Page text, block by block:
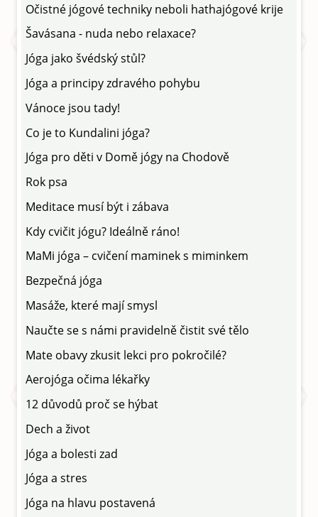
Očistné jógové techniky neboli hathajógové krije
Šavásana - nuda nebo relaxace?
Jóga jako švédský stůl?
Jóga a principy zdravého pohybu
Vánoce jsou tady!
Co je to Kundalini jóga?
Jóga pro děti v Domě jógy na Chodově
Rok psa
Meditace musí být i zábava
Kdy cvičit jógu? Ideálně ráno!
MaMi jóga – cvičení maminek s miminkem
Bezpečná jóga
Masáže, které mají smysl
Naučte se s námi pravidelně čistit své tělo
Mate obavy zkusit lekci pro pokročilé?
Aerojóga očima lékařky
12 důvodů proč se hýbat
Dech a život
Jóga a bolesti zad
Jóga a stres
Jóga na hlavu postavená